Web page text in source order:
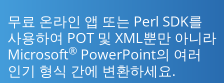
무료 온라인 앱 또는 Perl SDK를
사용하여 POT 및 XML뿐만 아니라
Microsoft® PowerPoint의 여러
인기 형식 간에 변환하세요.